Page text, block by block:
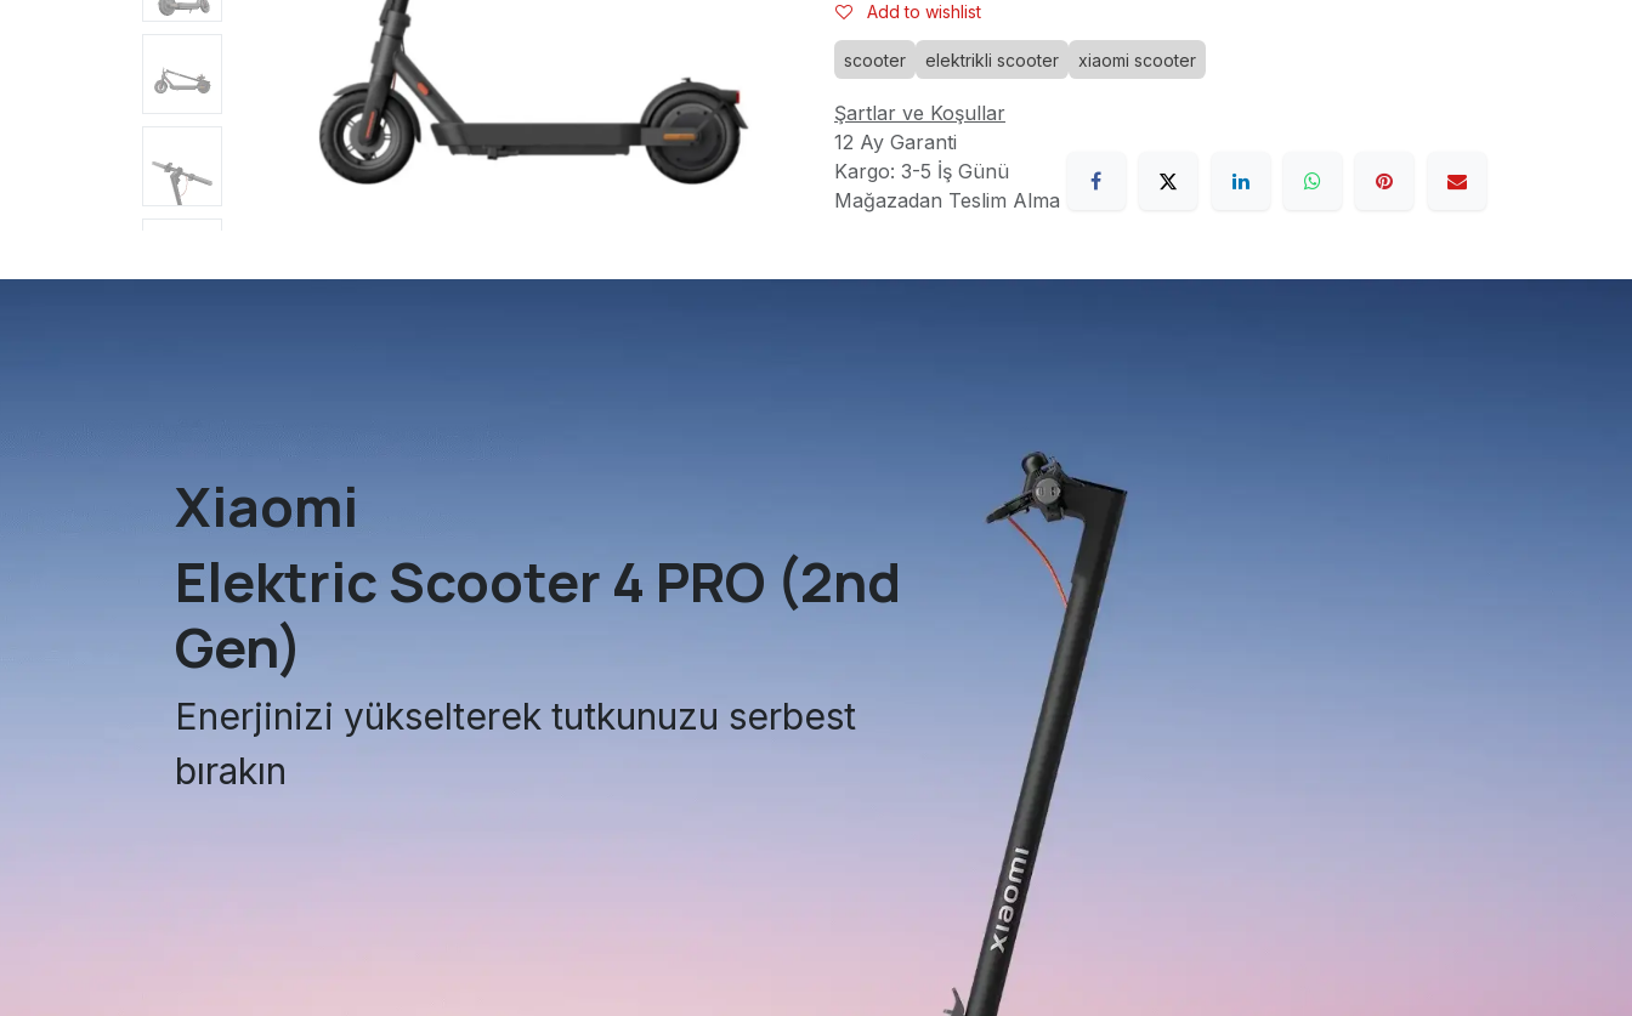
Add to wishlist
scooter elektrikli scooter xiaomi scooter
Şartlar ve Koşullar
12 Ay Garanti
Kargo: 3-5 İş Günü
Mağazadan Teslim Alma
Xiaomi
Elektric Scooter 4 PRO (2nd
Gen)
Enerjinizi yükselterek tutkunuzu serbest
bırakın